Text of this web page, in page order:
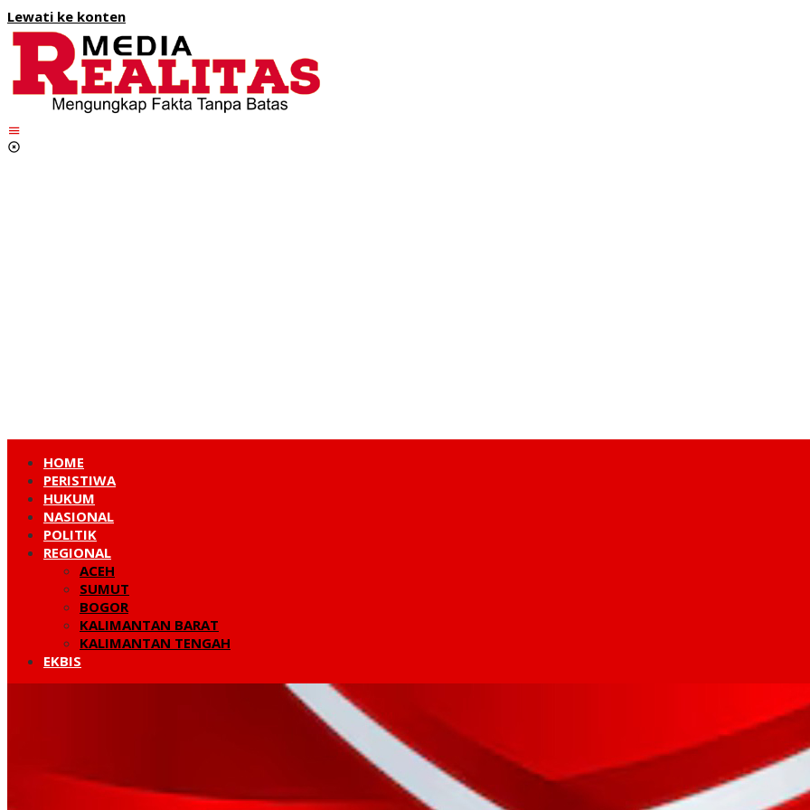
Lewati ke konten
HOME
PERISTIWA
HUKUM
NASIONAL
POLITIK
REGIONAL
ACEH
SUMUT
BOGOR
KALIMANTAN BARAT
KALIMANTAN TENGAH
EKBIS